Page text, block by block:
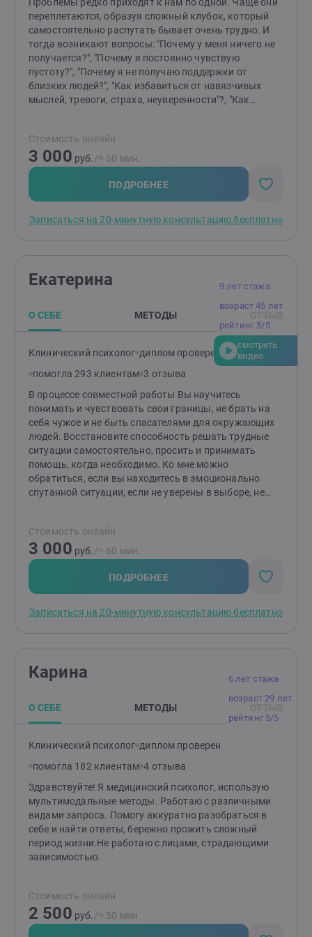
легче, гармоничнее и счастливее. Готовы к первым
шагам? Создайте заявку, и мы начнём ваш путь к
переменам!
переплетаются, образуя сложный клубок, который
самостоятельно распутать бывает очень трудно. И
тогда возникают вопросы: "Почему у меня ничего не
получается?", "Почему я постоянно чувствую
пустоту?", "Почему я не получаю поддержки от
близких людей?", "Как избавиться от навязчивых
мыслей, тревоги, страха, неуверенности"?, "Как
клубок, найти причину "негативных сценариев",
научиться понимать себя и свои состояния,
выстраивать здоровые отношения с близкими
людьми и окружающими, выйти из замкнутого круга,
делать свою жизнь лучше и получать от нее
поддержка, понимание, принятие, осознание.
Стоимость онлайн
3 000 руб. /≈ 60 мин.
ПОДРОБНЕЕ
Записаться на 20-минутную консультацию бесплатно
9 лет стажа
возраст 45 лет
рейтинг 5/5
смотреть
видео
Екатерина
О СЕБЕ МЕТОДЫ
Клинический психолог диплом проверен
помогла 293 клиентам 3 отзыва
В процессе совместной работы Вы научитесь
понимать и чувствовать свои границы, не брать на
себя чужое и не быть спасателями для окружающих
людей. Восстановите способность решать трудные
ситуации самостоятельно, просить и принимать
помощь, когда необходимо. Ко мне можно
обратиться, если вы находитесь в эмоционально
спутанной ситуации, если не уверены в выборе, не
Стоимость онлайн
3 000 руб. /≈ 60 мин.
ПОДРОБНЕЕ
Записаться на 20-минутную консультацию бесплатно
6 лет стажа
возраст 29 лет
рейтинг 5/5
Карина
О СЕБЕ МЕТОДЫ
Клинический психолог диплом проверен
помогла 182 клиентам 4 отзыва
Здравствуйте! Я медицинский психолог, использую
мультимодальные методы. Работаю с различными
видами запроса. Помогу аккуратно разобраться в
себе и найти ответы, бережно прожить сложный
период жизни.Не работаю с лицами, страдающими
зависимостью.
Стоимость онлайн
2 500 руб. /≈ 50 мин.